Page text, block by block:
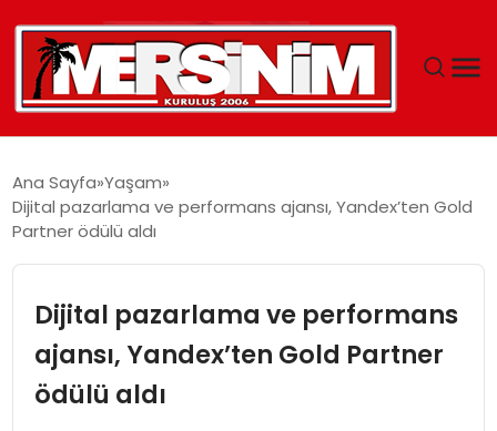
YAŞAM
SAĞLIK
EĞITIM
Ana Sayfa Yaşam
Dijital pazarlama ve performans ajansı, Yandex’ten Gold
Partner ödülü aldı
Dijital pazarlama ve performans
ajansı, Yandex’ten Gold Partner
ödülü aldı